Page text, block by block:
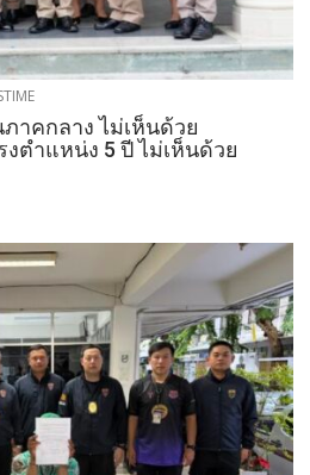
าคกลาง ไม่เห็นด้วย
ตำแหน่ง 5 ปี ไม่เห็นด้วย